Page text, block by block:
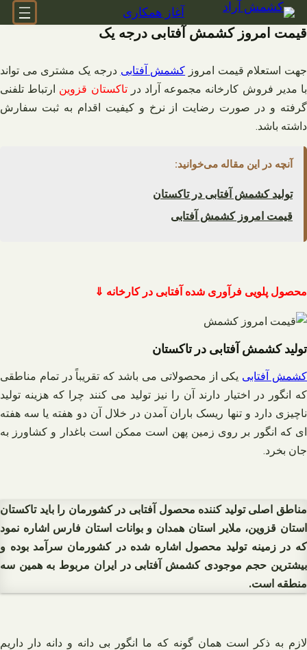
رفتن
به
محتوا
آغاز همکاری
قیمت امروز کشمش آفتابی درجه یک
جهت استعلام قیمت امروز کشمش آفتابی درجه یک مشتری می تواند
با مدیر فروش کارخانه مجموعه آراد درتاکستان قزوین ارتباط تلفنی
گرفته و در صورت رضایت از نرخ و کیفیت اقدام به ثبت سفارش
داشته باشد.
آنچه در این مقاله می‌خوانید:
تولید کشمش آفتابی در تاکستان
قیمت امروز کشمش آفتابی
محصول پلویی فرآوری شده آفتابی در کارخانه ⇓
تولید کشمش آفتابی در تاکستان
کشمش آفتابی یکی از محصولاتی می باشد که تقریباً در تمام مناطقی
که انگور در اختیار دارند آن را نیز تولید می کنند چرا که هزینه تولید
ناچیزی دارد و تنها ریسک باران آمدن در خلال آن دو هفته یا سه هفته
ای که انگور بر روی زمین پهن است ممکن است باغدار و کشاورز به
جان بخرد.
مناطق اصلی تولید کننده محصول آفتابی در کشورمان را باید تاکستان
استان قزوین، ملایر استان همدان و بوانات استان فارس اشاره نمود
که در زمینه تولید محصول اشاره شده در کشورمان سرآمد بوده و
بیشترین حجم موجودی کشمش آفتابی در ایران مربوط به همین سه
منطقه است.
لازم به ذکر است همان گونه که ما انگور بی دانه و دانه دار داریم